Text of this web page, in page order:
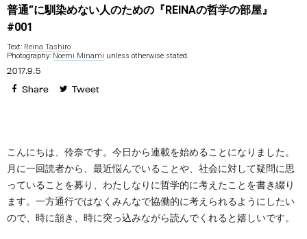
普通”に馴染めない人のための『REINAの哲学の部屋』
#001
Text: Reina Tashiro
Photography: Noemi Minami unless otherwise stated.
2017.9.5
Share Tweet
こんにちは、伶奈です。今日から連載を始めることになりました。
月に一回読者から、最近悩んでいることや、社会に対して疑問に思
っていることを募り、わたしなりに哲学的に考えたことを書き綴り
ます。一方通行ではなくみんなで協働的に考えられるようにしたい
ので、時に頷き、時に突っ込みながら読んでくれると嬉しいです。